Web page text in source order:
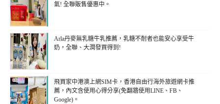
氣! 全聯販售優惠中。
Arla丹麥無乳糖牛乳推薦，乳糖不耐者也能安心享受牛
奶，全聯、大潤發買得到!
飛買家中港澳上網SIM卡，香港自由行海外旅遊網卡推
薦，內文含使用心得分享(免翻牆使用LINE、FB、
Google)。